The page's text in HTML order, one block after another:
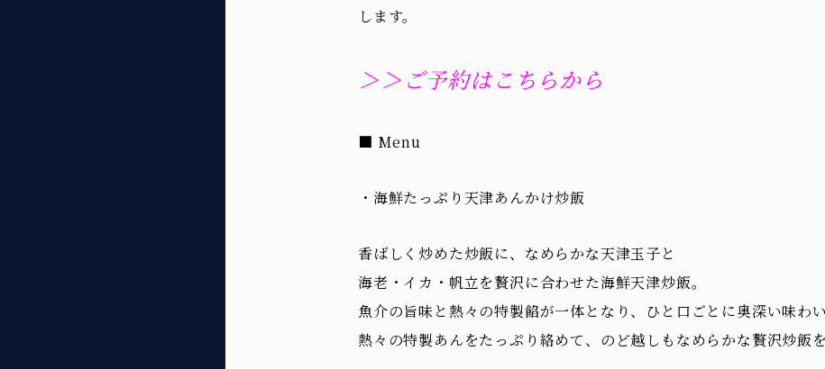
します。
＞＞ご予約はこちらから
■ Menu
・ 海鮮たっぷり天津あんかけ炒飯
香ばしく炒めた炒飯に、なめらかな天津玉子と
海老・イカ・帆立を贅沢に合わせた海鮮天津炒飯。
魚介の旨味と熱々の特製餡が一体となり、ひと口ごとに奥深い味わい
熱々の特製あんをたっぷり絡めて、のど越しもなめらかな贅沢炒飯